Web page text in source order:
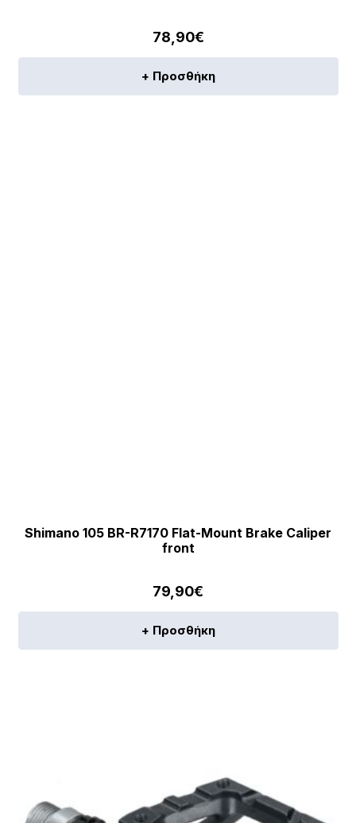
78,90€
+ Προσθήκη
Shimano 105 BR-R7170 Flat-Mount Brake Caliper
front
79,90€
+ Προσθήκη